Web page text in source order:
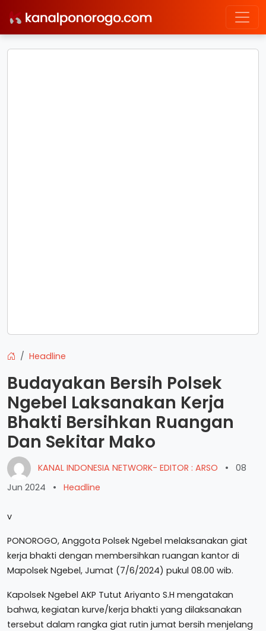
Headline
Budayakan Bersih Polsek
Ngebel Laksanakan Kerja
Bhakti Bersihkan Ruangan
Dan Sekitar Mako
KANAL INDONESIA NETWORK- EDITOR : ARSO •
08
Jun 2024
• Headline
v
PONOROGO, Anggota Polsek Ngebel melaksanakan giat
kerja bhakti dengan membersihkan ruangan kantor di
Mapolsek Ngebel, Jumat (7/6/2024) pukul 08.00 wib.
Kapolsek Ngebel AKP Tutut Ariyanto S.H mengatakan
bahwa, kegiatan kurve/kerja bhakti yang dilaksanakan
tersebut dalam rangka giat rutin jumat bersih menjelang